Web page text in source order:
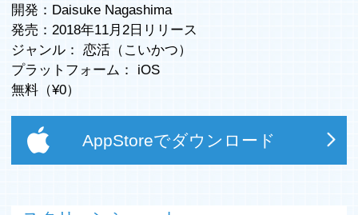
開発：Daisuke Nagashima
発売：2018年11月2日リリース
ジャンル： 恋活（こいかつ）
プラットフォーム：
iOS
無料（¥0）
AppStoreでダウンロード